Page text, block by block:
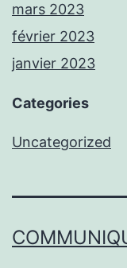
mars 2023
février 2023
janvier 2023
Categories
Uncategorized